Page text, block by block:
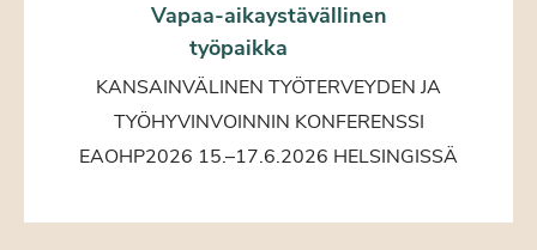
Vapaa-aikaystävällinen
työpaikka
KANSAINVÄLINEN TYÖTERVEYDEN JA
TYÖHYVINVOINNIN KONFERENSSI
EAOHP2026 15.–17.6.2026 HELSINGISSÄ